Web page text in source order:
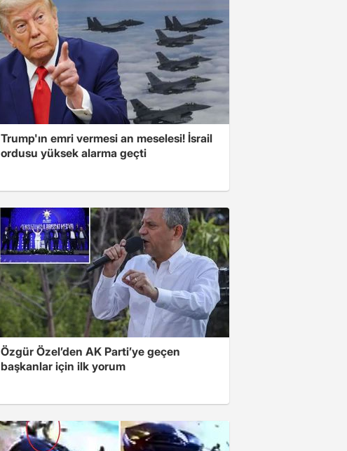
Trump'ın emri vermesi an meselesi! İsrail
ordusu yüksek alarma geçti
Özgür Özel’den AK Parti’ye geçen
başkanlar için ilk yorum